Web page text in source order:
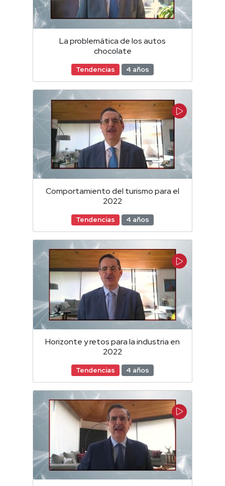
La problemática de los autos
chocolate
Tendencias 4 años
Comportamiento del turismo para el
2022
Tendencias 4 años
Horizonte y retos para la industria en
2022
Tendencias 4 años